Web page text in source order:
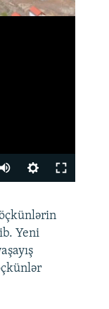
360p
480p
720p
Yeni